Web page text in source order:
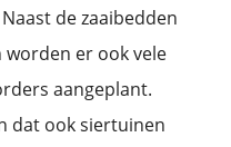
de zaaibedden
er ook vele
aangeplant.
dat ook siertuinen